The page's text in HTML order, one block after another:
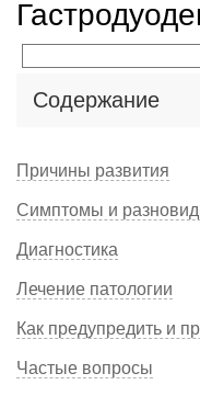
Содержание
Причины развития
Симптомы и
Диагностика
Лечение патологии
Как предупредить и
Частые вопросы